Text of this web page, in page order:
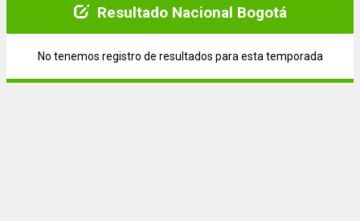
Resultado Nacional Bogotá
No tenemos registro de resultados para esta temporada